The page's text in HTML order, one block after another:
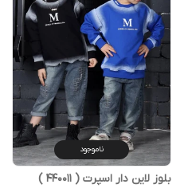
ناموجود
بلوز لاین دار اسپرت ( 440011 )